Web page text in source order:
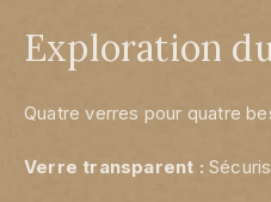
Exploration
Quatre verres pour quatre
Verre transparent :